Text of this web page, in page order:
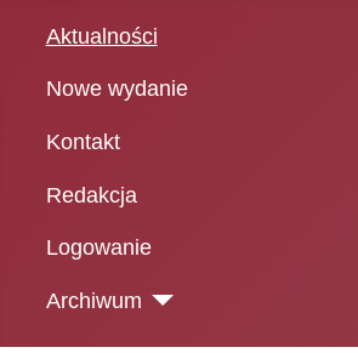
Aktualności
Nowe wydanie
Kontakt
Redakcja
Logowanie
Archiwum